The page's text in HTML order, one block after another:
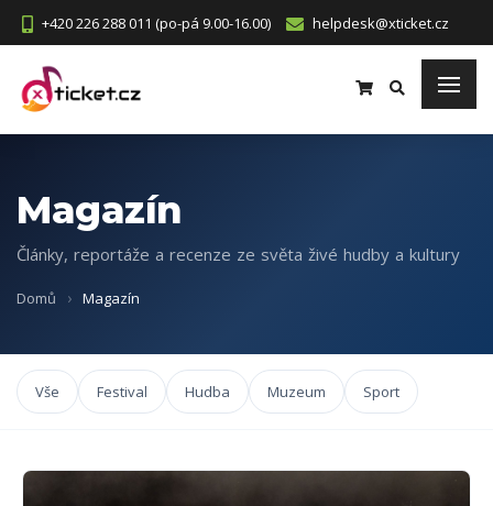
+420 226 288 011 (po-pá 9.00-16.00) helpdesk@xticket.cz
Magazín
Články, reportáže a recenze ze světa živé hudby a kultury
Domů Magazín
Vše Festival Hudba Muzeum Sport